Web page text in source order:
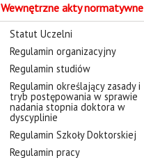
Wewnętrzne akty normatywne
Statut Uczelni
Regulamin organizacyjny
Regulamin studiów
Regulamin określający zasady i
tryb postępowania w sprawie
nadania stopnia doktora w
dyscyplinie
Regulamin Szkoły Doktorskiej
Regulamin pracy